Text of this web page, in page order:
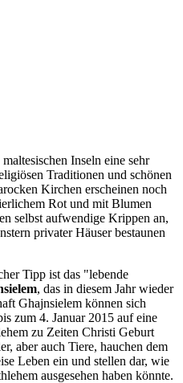
Inseln eine sehr
Traditionen und schönen
Kirchen erscheinen noch
Rot und mit Blumen
selbst aufwendige Krippen an,
privater Häuser bestaunen
Tipp ist das "lebende
, das in diesem Jahr wieder
Ghajnsielem können sich
zum 4. Januar 2015 auf eine
zu Zeiten Christi Geburt
aber auch Tiere, hauchen dem
Leben ein und stellen dar, wie
ausgesehen haben könnte.